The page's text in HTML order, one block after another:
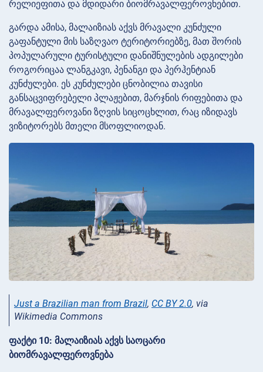
რელიეფითა და მდიდარი ბიომრავალფეროვნებით.
გარდა ამისა, მალაიზიას აქვს მრავალი კუნძული
გაფანტული მის საზღვაო ტერიტორიებზე, მათ შორის
პოპულარული ტურისტული დანიშნულების ადგილები
როგორიცაა ლანგკავი, პენანგი და პერჰენტიან
კუნძულები. ეს კუნძულები ცნობილია თავისი
განსაცვიფრებელი პლაჟებით, მარჯნის რიფებითა და
მრავალფეროვანი ზღვის სიცოცხლით, რაც იზიდავს
ვიზიტორებს მთელი მსოფლიოდან.
Just a Brazilian man from Brazil, CC BY 2.0, via
Wikimedia Commons
ფაქტი 10: მალაიზიას აქვს საოცარი
ბიომრავალფეროვნება